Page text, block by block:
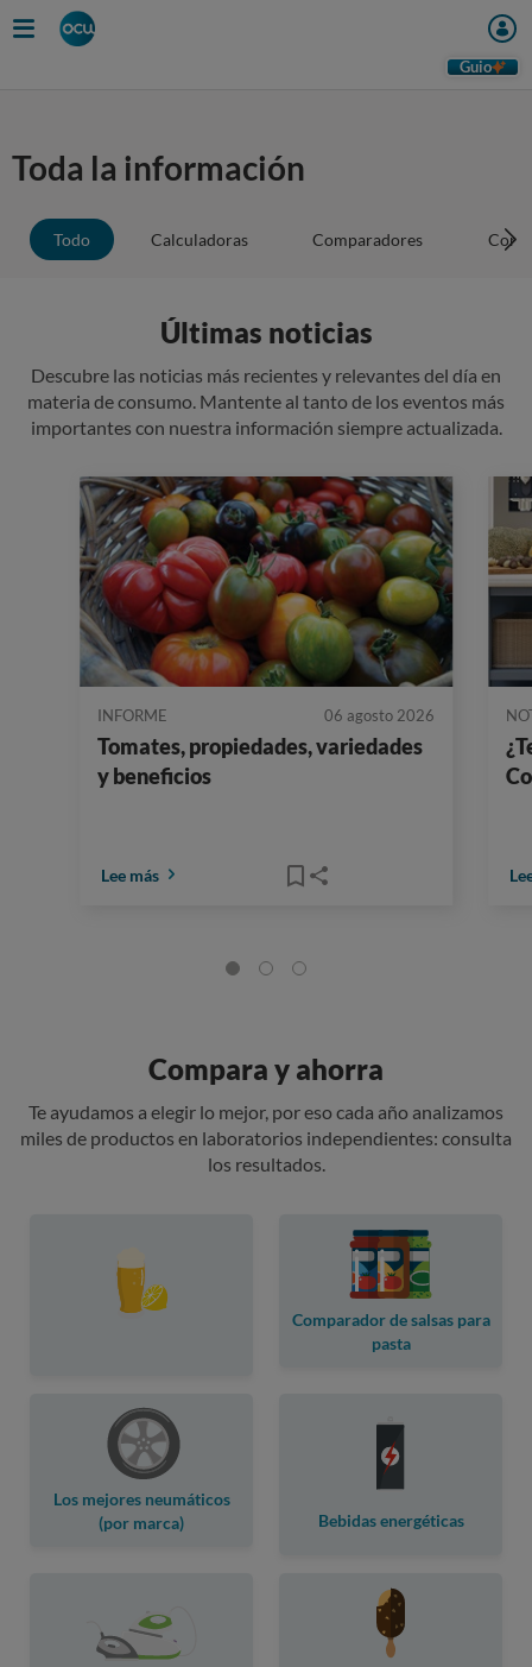
Guio
Toda la información
Todo Calculadoras Comparadores
Últimas noticias
Descubre las noticias más recientes y relevantes del día en
materia de consumo. Mantente al tanto de los eventos más
importantes con nuestra información siempre actualizada.
INFORME 06 agosto 2026
Tomates, propiedades, variedades
y beneficios
Lee más
Compara y ahorra
Te ayudamos a elegir lo mejor, por eso cada año analizamos
miles de productos en laboratorios independientes: consulta
los resultados.
Comparador de salsas para
pasta
Los mejores neumáticos
(por marca)
Bebidas energéticas